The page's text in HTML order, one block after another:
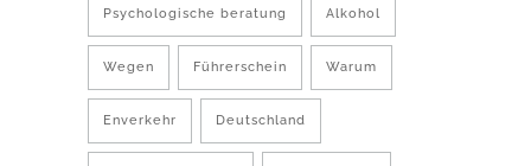
Psychologische beratung Alkohol
Wegen Führerschein Warum
Enverkehr Deutschland